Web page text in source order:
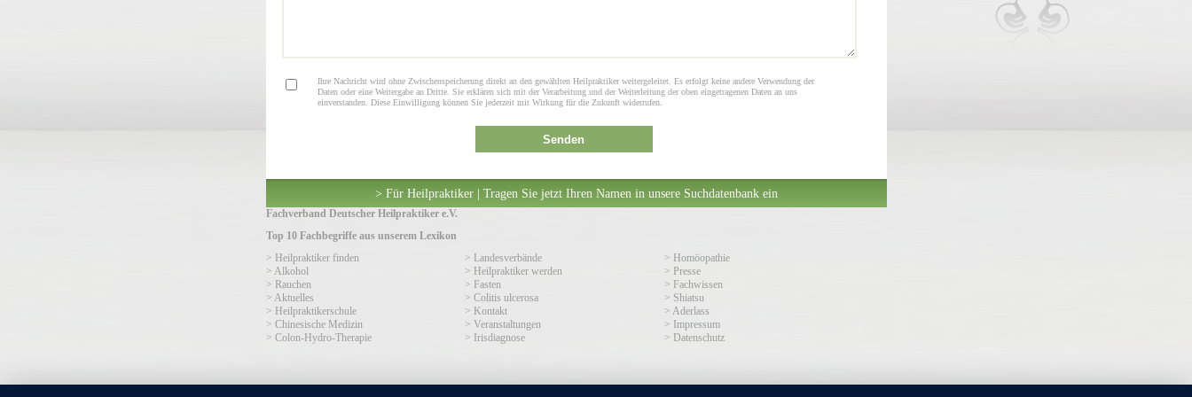
Ihre Nachricht wird ohne Zwischenspeicherung direkt an den gewählten Heilpraktiker weitergeleitet. Es erfolgt keine andere Verwendung der
Daten oder eine Weitergabe an Dritte. Sie erklären sich mit der Verarbeitung und der Weiterleitung der oben eingetragenen Daten an uns
einverstanden. Diese Einwilligung können Sie jederzeit mit Wirkung für die Zukunft widerrufen.
Senden
> Für Heilpraktiker | Tragen Sie jetzt Ihren Namen in unsere Suchdatenbank ein
Fachverband Deutscher Heilpraktiker e.V.
Top 10 Fachbegriffe aus unserem Lexikon
> Heilpraktiker finden
> Landesverbände
> Homöopathie
> Alkohol
> Heilpraktiker werden
> Presse
> Rauchen
> Fasten
> Fachwissen
> Aktuelles
> Colitis ulcerosa
> Shiatsu
> Heilpraktikerschule
> Kontakt
> Aderlass
> Chinesische Medizin
> Veranstaltungen
> Impressum
> Colon-Hydro-Therapie
> Irisdiagnose > Datenschutz